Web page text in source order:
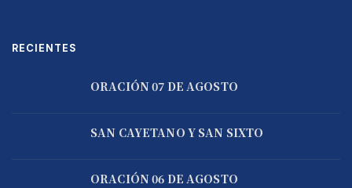
RECIENTES
ORACIÓN 07 DE AGOSTO
SAN CAYETANO Y SAN SIXTO
ORACIÓN 06 DE AGOSTO